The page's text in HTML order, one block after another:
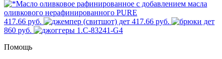
417.66 руб.
417.66 руб.
860 руб.
Помощь